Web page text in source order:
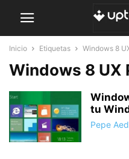
Inicio Etiquetas Windows 8
Windows 8 UX
tu
Pepe